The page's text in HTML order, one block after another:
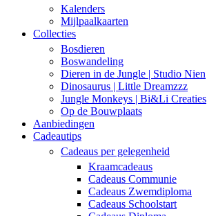
Kalenders
Mijlpaalkaarten
Collecties
Bosdieren
Boswandeling
Dieren in de Jungle | Studio Nien
Dinosaurus | Little Dreamzzz
Jungle Monkeys | Bi&Li Creaties
Op de Bouwplaats
Aanbiedingen
Cadeautips
Cadeaus per gelegenheid
Kraamcadeaus
Cadeaus Communie
Cadeaus Zwemdiploma
Cadeaus Schoolstart